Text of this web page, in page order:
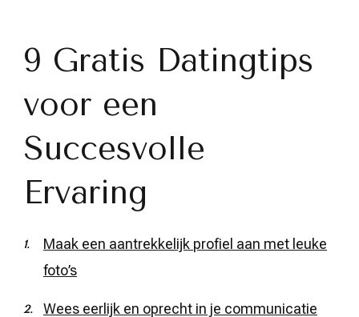
9 Gratis Datingtips
voor een
Succesvolle
Ervaring
Maak een aantrekkelijk profiel aan met leuke
foto’s
Wees eerlijk en oprecht in je communicatie